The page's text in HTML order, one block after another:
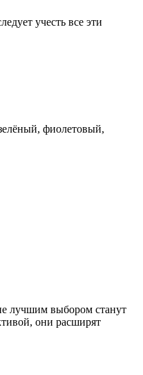
учесть все эти
фиолетовый,
лучшим выбором станут
они расширят